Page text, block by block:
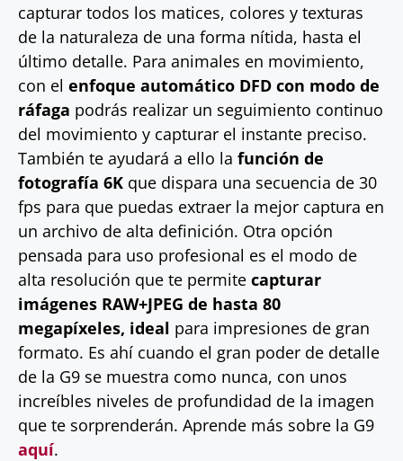
capturar todos los matices, colores y texturas
de la naturaleza de una forma nítida, hasta el
último detalle. Para animales en movimiento,
con el enfoque automático DFD con modo de
ráfaga podrás realizar un seguimiento continuo
del movimiento y capturar el instante preciso.
También te ayudará a ello la función de
fotografía 6K que dispara una secuencia de 30
fps para que puedas extraer la mejor captura en
un archivo de alta definición. Otra opción
pensada para uso profesional es el modo de
alta resolución que te permite capturar
imágenes RAW+JPEG de hasta 80
megapíxeles, ideal para impresiones de gran
formato. Es ahí cuando el gran poder de detalle
de la G9 se muestra como nunca, con unos
increíbles niveles de profundidad de la imagen
que te sorprenderán. Aprende más sobre la G9
aquí.